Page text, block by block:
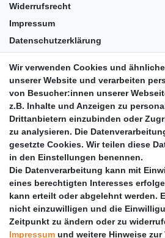
Widerrufsrecht
Impressum
Datenschutzerklärung
Barrierefreiheit
Anleitungen
Vertrag widerrufen
PARTNER
DHL
GLS
PaketPLUS
Wir verwenden Cookies und
unserer Website und verarbeiten
von Besucher:innen unserer
z.B. Inhalte und Anzeigen zu
Drittanbietern einzubinden oder
zu analysieren. Die
gesetzte Cookies. Wir teilen diese
in den Einstellungen benennen.
Die Datenverarbeitung kann mit
eines berechtigten Interesses
kann erteilt oder abgelehnt werden.
nicht einzuwilligen und die
Zeitpunkt zu ändern oder zu
Impressum und weitere Hinweise zur